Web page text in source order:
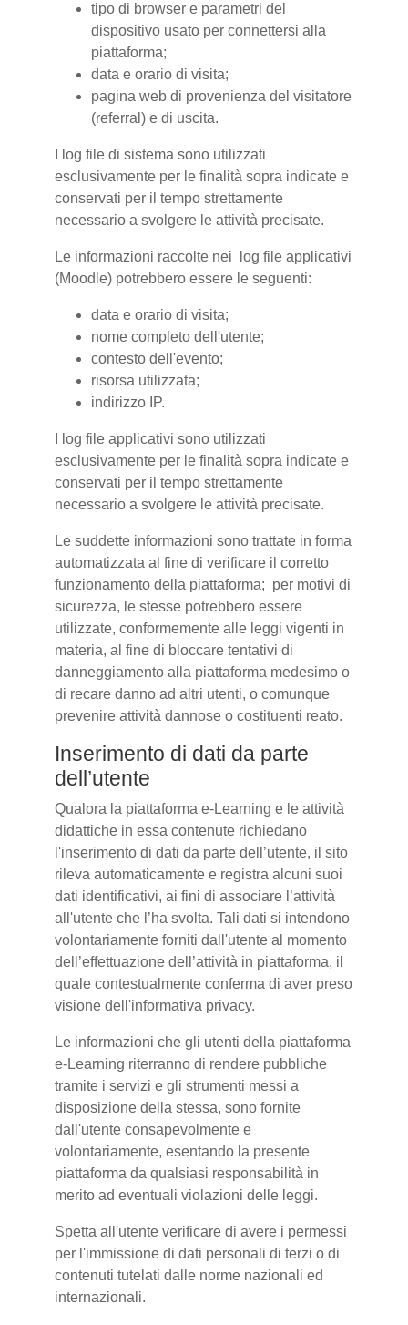
tipo di browser e parametri del
dispositivo usato per connettersi alla
piattaforma;
data e orario di visita;
pagina web di provenienza del visitatore
(referral) e di uscita.
I log file di sistema sono utilizzati
esclusivamente per le finalità sopra indicate e
conservati per il tempo strettamente
necessario a svolgere le attività precisate.
Le informazioni raccolte nei log file applicativi
(Moodle) potrebbero essere le seguenti:
data e orario di visita;
nome completo dell'utente;
contesto dell'evento;
risorsa utilizzata;
indirizzo IP.
I log file applicativi sono utilizzati
esclusivamente per le finalità sopra indicate e
conservati per il tempo strettamente
necessario a svolgere le attività precisate.
Le suddette informazioni sono trattate in forma
automatizzata al fine di verificare il corretto
funzionamento della piattaforma; per motivi di
sicurezza, le stesse potrebbero essere
utilizzate, conformemente alle leggi vigenti in
materia, al fine di bloccare tentativi di
danneggiamento alla piattaforma medesimo o
di recare danno ad altri utenti, o comunque
prevenire attività dannose o costituenti reato.
Inserimento di dati da parte
dell’utente
Qualora la piattaforma e-Learning e le attività
didattiche in essa contenute richiedano
l'inserimento di dati da parte dell’utente, il sito
rileva automaticamente e registra alcuni suoi
dati identificativi, ai fini di associare l’attività
all'utente che l’ha svolta. Tali dati si intendono
volontariamente forniti dall'utente al momento
dell’effettuazione dell’attività in piattaforma, il
quale contestualmente conferma di aver preso
visione dell'informativa privacy.
Le informazioni che gli utenti della piattaforma
e-Learning riterranno di rendere pubbliche
tramite i servizi e gli strumenti messi a
disposizione della stessa, sono fornite
dall'utente consapevolmente e
volontariamente, esentando la presente
piattaforma da qualsiasi responsabilità in
merito ad eventuali violazioni delle leggi.
Spetta all'utente verificare di avere i permessi
per l'immissione di dati personali di terzi o di
contenuti tutelati dalle norme nazionali ed
internazionali.